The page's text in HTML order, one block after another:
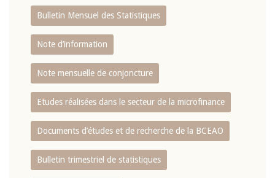
Bulletin Mensuel des Statistiques
Note d’information
Note mensuelle de conjoncture
Etudes réalisées dans le secteur de la microfinance
Documents d’études et de recherche de la BCEAO
Bulletin trimestriel de statistiques